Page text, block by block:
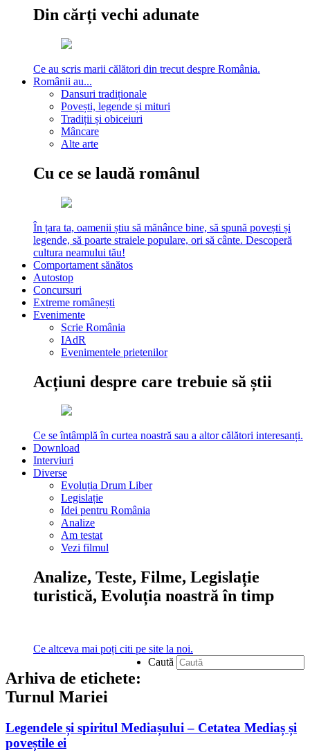
Din cărți vechi adunate
Ce au scris marii călători din trecut despre România.
Românii au...
Dansuri tradiționale
Povești, legende și mituri
Tradiții și obiceiuri
Mâncare
Alte arte
Cu ce se laudă românul
În țara ta, oamenii știu să mănânce bine, să spună povești și
legende, să poarte straiele populare, ori să cânte. Descoperă
cultura neamului tău!
Comportament sănătos
Autostop
Concursuri
Extreme românești
Evenimente
Scrie România
IAdR
Evenimentele prietenilor
Acțiuni despre care trebuie să știi
Ce se întâmplă în curtea noastră sau a altor călători interesanți.
Download
Interviuri
Diverse
Evoluția Drum Liber
Legislație
Idei pentru România
Analize
Am testat
Vezi filmul
Analize, Teste, Filme, Legislație
turistică, Evoluția noastră în timp
Ce altceva mai poți citi pe site la noi.
Caută
Arhiva de etichete:
Turnul Mariei
Legendele și spiritul Mediașului – Cetatea Mediaș și
poveștile ei